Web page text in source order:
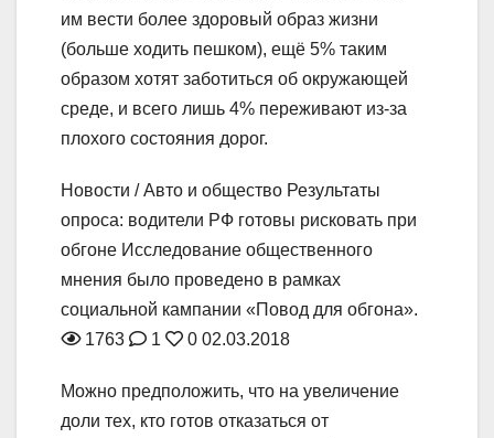
им вести более здоровый образ жизни
(больше ходить пешком), ещё 5% таким
образом хотят заботиться об окружающей
среде, и всего лишь 4% переживают из-за
плохого состояния дорог.
Новости / Авто и общество Результаты
опроса: водители РФ готовы рисковать при
обгоне Исследование общественного
мнения было проведено в рамках
социальной кампании «Повод для обгона».
1763
1 0 02.03.2018
Можно предположить, что на увеличение
доли тех, кто готов отказаться от